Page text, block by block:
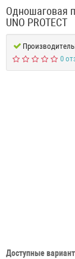
Одношаговая
UNO PROTECT
0
Доступные